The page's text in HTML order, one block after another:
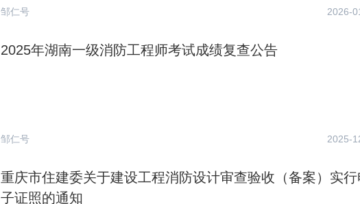
邹仁号 2026-
2025年湖南一级消防工程师考试成绩复查公告
邹仁号 2025-
重庆市住建委关于建设工程消防设计审查验收（备案）实行
子证照的通知